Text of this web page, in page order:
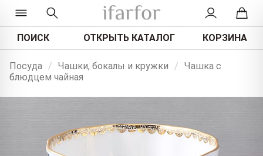
ПОИСК ОТКРЫТЬ КАТАЛОГ КОРЗИНА
Посуда / Чашки, бокалы и кружки / Чашка с
блюдцем чайная